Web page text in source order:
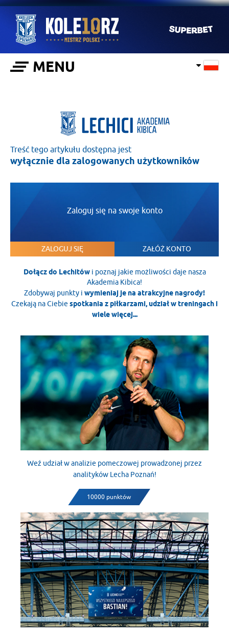
MENU
Treść tego artykułu dostępna jest
wyłącznie dla zalogowanych użytkowników
Zaloguj się na swoje konto
ZALOGUJ SIĘ ZAŁÓŻ KONTO
Dołącz do Lechitówi poznaj jakie możliwości daje nasza
Akademia Kibica!
Zdobywaj punkty i wymieniaj je na atrakcyjne nagrody!
Czekają na Ciebie spotkania z piłkarzami, udział w treningach i
wiele więcej...
Weź udział w analizie pomeczowej prowadzonej przez
analityków Lecha Poznań!
10000 punktów